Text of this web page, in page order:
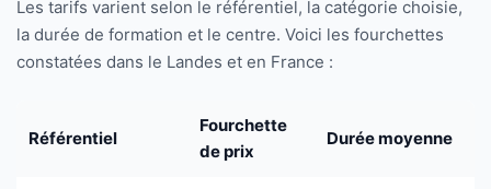
Les tarifs varient selon le référentiel, la catégorie choisie,
la durée de formation et le centre. Voici les fourchettes
constatées dans le Landes et en France :
Référentiel
Fourchette
de prix
Durée moyenne